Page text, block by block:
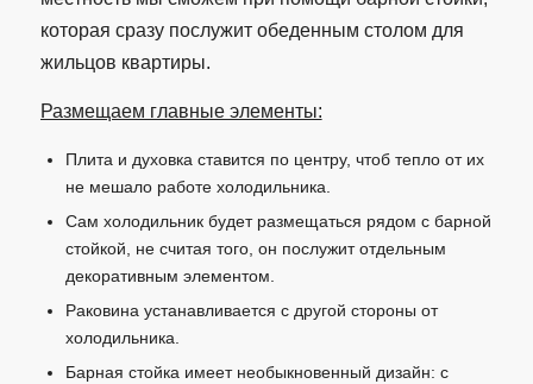
которая сразу послужит обеденным столом для
жильцов квартиры.
Размещаем главные элементы:
Плита и духовка ставится по центру, чтоб тепло от их
не мешало работе холодильника.
Сам холодильник будет размещаться рядом с барной
стойкой, не считая того, он послужит отдельным
декоративным элементом.
Раковина устанавливается с другой стороны от
холодильника.
Барная стойка имеет необыкновенный дизайн: с